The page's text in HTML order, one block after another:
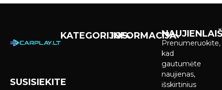
SUSISIEKITE
KATEGORIJOSINFORMACIJA
Prenumeruokite,
kad
gautumėte
naujienas,
išskirtinius